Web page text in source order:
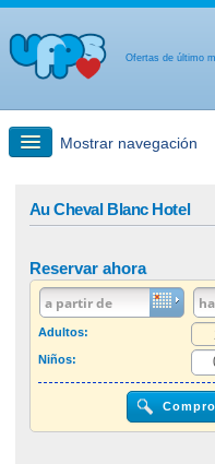
Ofertas de último
Mostrar navegación
Oferta de última
otro país
Au Cheval Blanc Hotel
Reservar ahora
Adultos:
Niños: